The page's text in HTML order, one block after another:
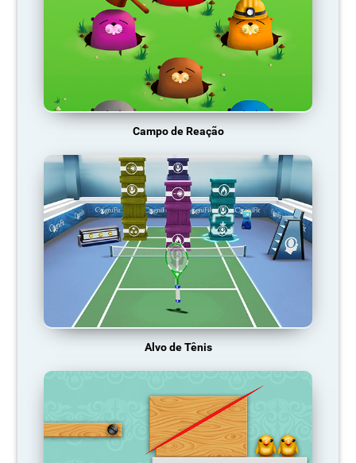
Campo de Reação
Alvo de Tênis